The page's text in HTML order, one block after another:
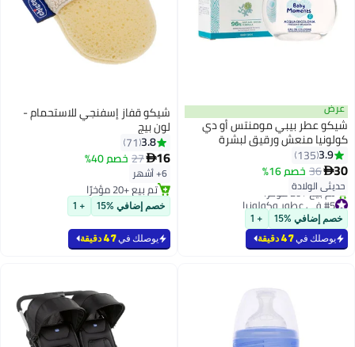
عرض
شيكو عطر بيبي مومنتس أو دي
كولونيا منعش ورقيق لبشرة
الأطفال من عمر 0 شهر فما فوق
سعة 100 مل
3.9
135
30
36 خصم 16%
حديثي الولادة
#5 في عطور وكولونيا
أقل سعر في 30 يوم
تم بيع +20 مؤخرًا
#5 في عطور وكولونيا
خصم إضافي %15 + 1
يوصلك في47 دقيقة
شيكو قفاز إسفنجي للاستحمام -
لون بيج
3.8
71
16
27 خصم 40%
6+ أشهر
تم بيع +20 مؤخرًا
تم بيع +20 مؤخرًا
خصم إضافي %15 + 1
يوصلك في47 دقيقة